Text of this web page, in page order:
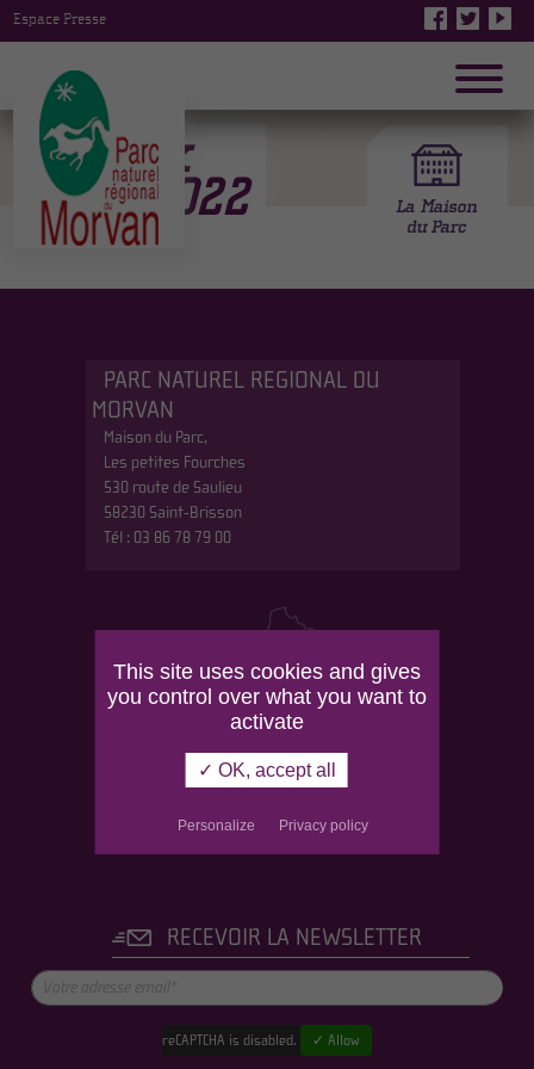
Espace Presse
Vœux
2022
PARC NATUREL REGIONAL DU
MORVAN
Maison du Parc,
Les petites Fourches
530 route de Saulieu
58230 Saint-Brisson
Tél : 03 86 78 79 00
RECEVOIR LA NEWSLETTER
reCAPTCHA is disabled. ✓ Allow
This site uses cookies and gives
you control over what you want to
activate
✓ OK, accept all
Personalize Privacy policy